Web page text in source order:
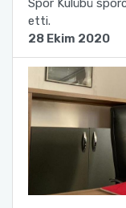
Spor Kulübü
etti.
28 Ekim 2020